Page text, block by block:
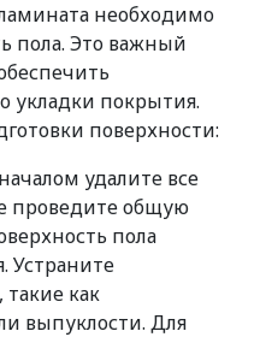
необходимо
пола. Это важный
укладки покрытия.
поверхности:
удалите все
проведите общую
пола
Устраните
как
выпуклости. Для